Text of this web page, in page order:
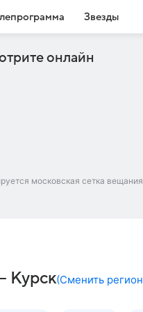
Звезды
онлайн
московская сетка вещания
Курск(Сменить регион